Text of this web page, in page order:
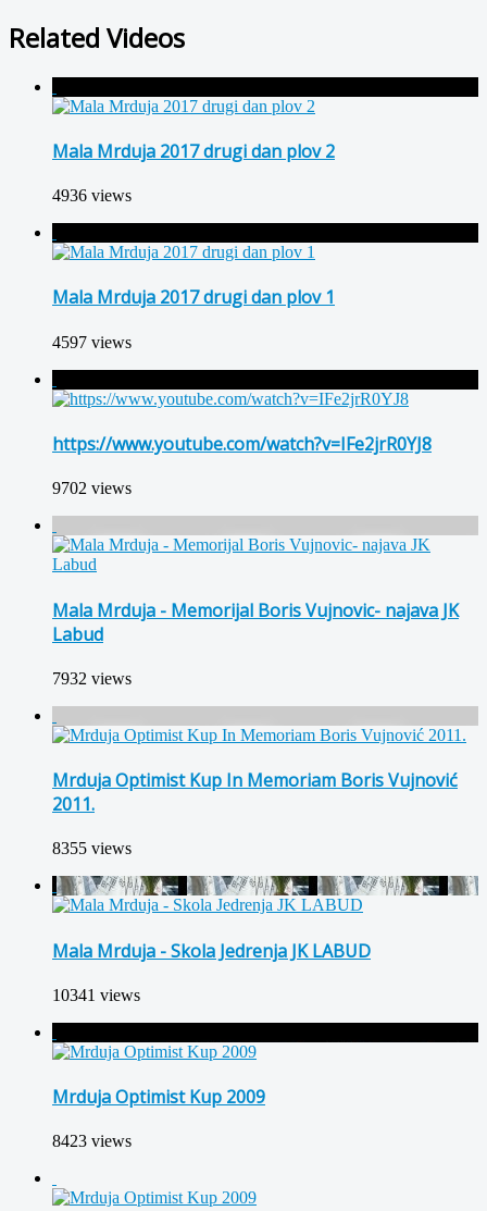
Related Videos
Mala Mrduja 2017 drugi dan plov 2
4936 views
Mala Mrduja 2017 drugi dan plov 1
4597 views
https://www.youtube.com/watch?v=IFe2jrR0YJ8
9702 views
Mala Mrduja - Memorijal Boris Vujnovic- najava JK
Labud
7932 views
Mrduja Optimist Kup In Memoriam Boris Vujnović
2011.
8355 views
Mala Mrduja - Skola Jedrenja JK LABUD
10341 views
Mrduja Optimist Kup 2009
8423 views